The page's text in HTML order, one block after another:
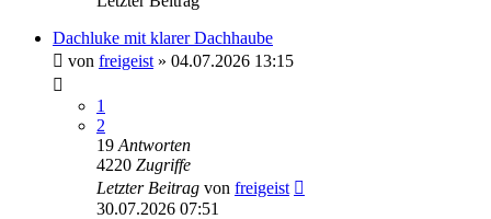
Dachluke mit klarer Dachhaube
von freigeist » 04.07.2026 13:15
1
2
19 Antworten
4220 Zugriffe
Letzter Beitrag von freigeist
30.07.2026 07:51